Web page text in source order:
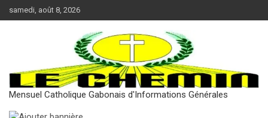
au
samedi, août 8, 2026
Mensuel Catholique Gabonais d'Informations Générales